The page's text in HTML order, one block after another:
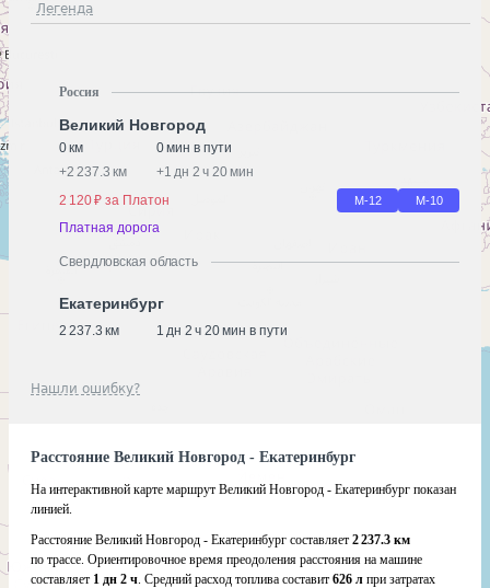
Легенда
Россия
Великий Новгород
0 км
0 мин в пути
+2 237.3 км +1 дн 2 ч 20 мин
2 120 ₽ за Платон
М-12 М-10
Платная дорога
Свердловская область
Екатеринбург
2 237.3 км 1 дн 2 ч 20 мин в пути
Нашли ошибку?
Расстояние Великий Новгород - Екатеринбург
На интерактивной карте маршрут Великий Новгород - Екатеринбург показан
линией.
Расстояние Великий Новгород - Екатеринбург составляет 2 237.3 км
по трассе. Ориентировочное время преодоления расстояния на машине
составляет 1 дн 2 ч. Средний расход топлива составит 626 л при затратах